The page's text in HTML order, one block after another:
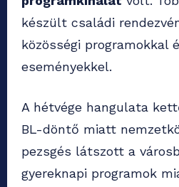
készült családi
közösségi programokkal
eseményekkel.
A hétvége hangulata
BL-döntő miatt
pezsgés látszott a
gyereknapi programok